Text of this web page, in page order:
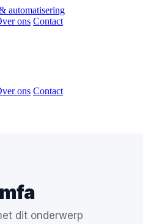
automatisering
ons Contact
ons Contact
dit onderwerp